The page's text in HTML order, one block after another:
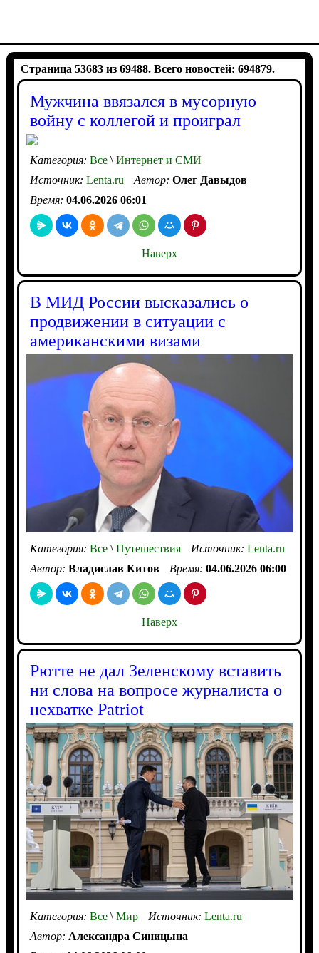
Страница 53683 из 69488. Всего новостей: 694879.
Мужчина ввязался в мусорную
войну с коллегой и проиграл
Категория: Все\Интернет и СМИ
Источник: Lenta.ru Автор: Олег Давыдов
Время: 04.06.2026 06:01
Наверх
В МИД России высказались о
продвижении в ситуации с
американскими визами
Категория: Все\Путешествия Источник: Lenta.ru
Автор: Владислав Китов Время: 04.06.2026 06:00
Наверх
Рютте не дал Зеленскому вставить
ни слова на вопросе журналиста о
нехватке Patriot
Категория: Все\Мир Источник: Lenta.ru
Автор: Александра Синицына